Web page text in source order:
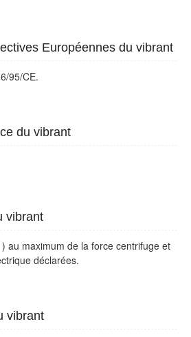
Européennes du vibrant
95/CE.
du vibrant
vibrant
au maximum de la force centrifuge et
déclarées.
vibrant